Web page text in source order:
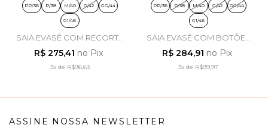
PP/36 P/38 M/40 G/42 GG/44
G1/46
SAIA EVASÊ COM RECORTE
NA BARRA EM JEANS
CLARO - LAURA ROSA
R$ 275,41 no Pix
3xde R$96,63
PP/36 P/38 M/40 G/42 GG/44
G1/46
SAIA EVASÊ COM BOTÕES
EM JEANS ESCURO - LAURA
ROSA
R$ 284,91 no Pix
3x de R$99,97
ASSINE NOSSA NEWSLETTER